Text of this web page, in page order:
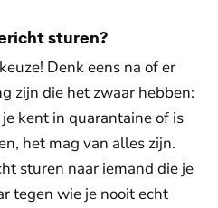
sturen?
Denk eens na of er
zijn die het zwaar hebben:
kent in quarantaine of is
het mag van alles zijn.
sturen naar iemand die je
tegen wie je nooit echt